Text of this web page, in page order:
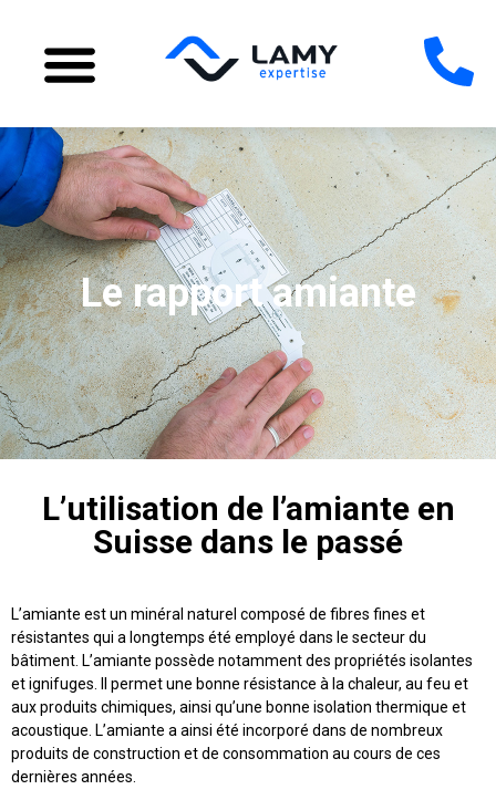
Le rapport amiante
L’utilisation de l’amiante en
Suisse dans le passé
L’amiante est un minéral naturel composé de fibres fines et
résistantes qui a longtemps été employé dans le secteur du
bâtiment. L’amiante possède notamment des propriétés isolantes
et ignifuges . Il permet une bonne résistance à la chaleur, au feu et
aux produits chimiques, ainsi qu’une bonne isolation thermique et
acoustique. L’amiante a ainsi été incorporé dans de nombreux
produits de construction et de consommation au cours de ces
dernières années.